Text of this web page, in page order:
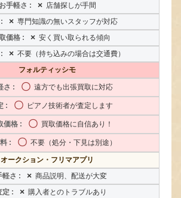
× 店舗探しが手間
× 専門知識の無いスタッフが対応
× 安く買い取られる傾向
× 不要（持ち込みの場合は交通費）
フォルティッシモ
〇 遠方でも出張買取に対応
〇 ピアノ技術者が査定します
〇 買取価格に自信あり！
〇 不要（処分・下見は別途）
オークション・フリマアプリ
× 商品説明、配送が大変
× 購入者とのトラブルあり